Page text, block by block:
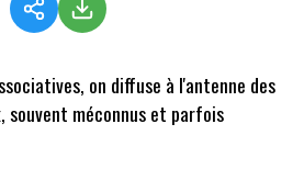
on diffuse à l'antenne des
souvent méconnus et parfois